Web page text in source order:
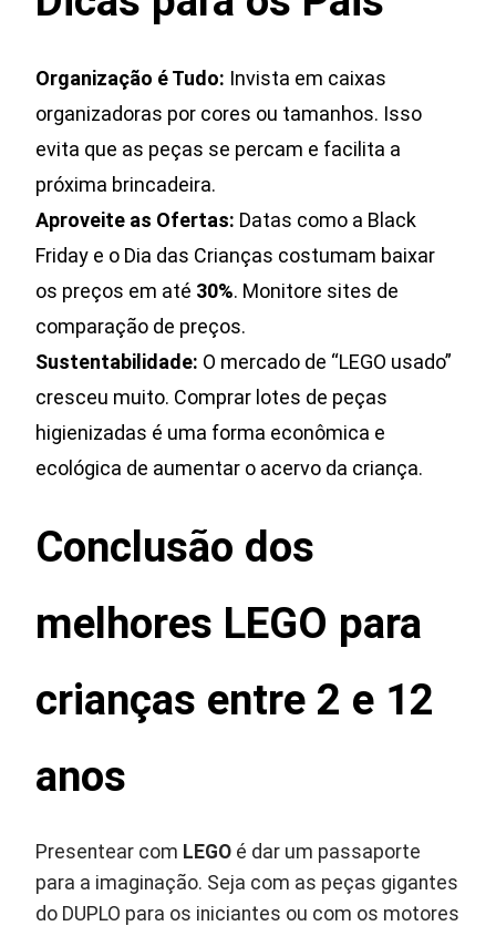
Organização é Tudo: Invista em caixas
organizadoras por cores ou tamanhos. Isso
evita que as peças se percam e facilita a
próxima brincadeira.
Aproveite as Ofertas: Datas como a Black
Friday e o Dia das Crianças costumam baixar
os preços em até 30%. Monitore sites de
comparação de preços.
Sustentabilidade: O mercado de “LEGO usado”
cresceu muito. Comprar lotes de peças
higienizadas é uma forma econômica e
ecológica de aumentar o acervo da criança.
Conclusão dos
melhores LEGO para
crianças entre 2 e 12
anos
Presentear com LEGO é dar um passaporte
para a imaginação. Seja com as peças gigantes
do DUPLO para os iniciantes ou com os motores